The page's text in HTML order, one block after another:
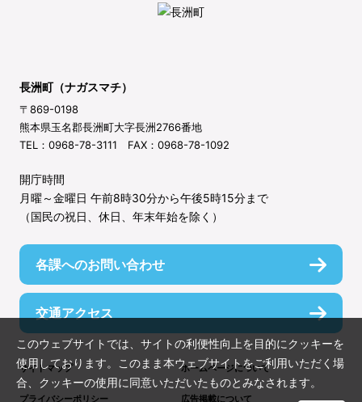
長洲町（ナガスマチ）
〒869-0198
熊本県玉名郡長洲町大字長洲2766番地
TEL：0968-78-3111 FAX：0968-78-1092
開庁時間
月曜～金曜日 午前8時30分から午後5時15分まで
（国民の祝日、休日、年末年始を除く）
各課へのお問い合わせ
交通アクセス
サイトマップ ホームページについて
プライバシーポリシー 広告掲載について
このウェブサイトでは、サイトの利便性向上を目的にクッキーを
使用しております。このまま本ウェブサイトをご利用いただく場
合、クッキーの使用に同意いただいたものとみなされます。